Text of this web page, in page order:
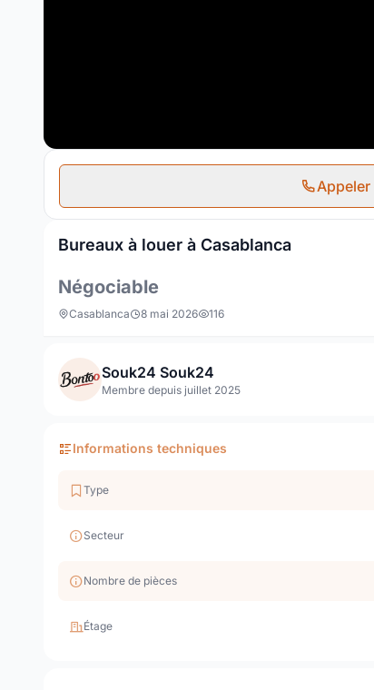
Bureaux à louer à Casablanca
Négociable
Casablanca 8 mai 2026 116
Souk24 Souk24
Membre depuis juillet 2025
Informations techniques
Type
Secteur
Nombre de pièces
Étage
Appeler